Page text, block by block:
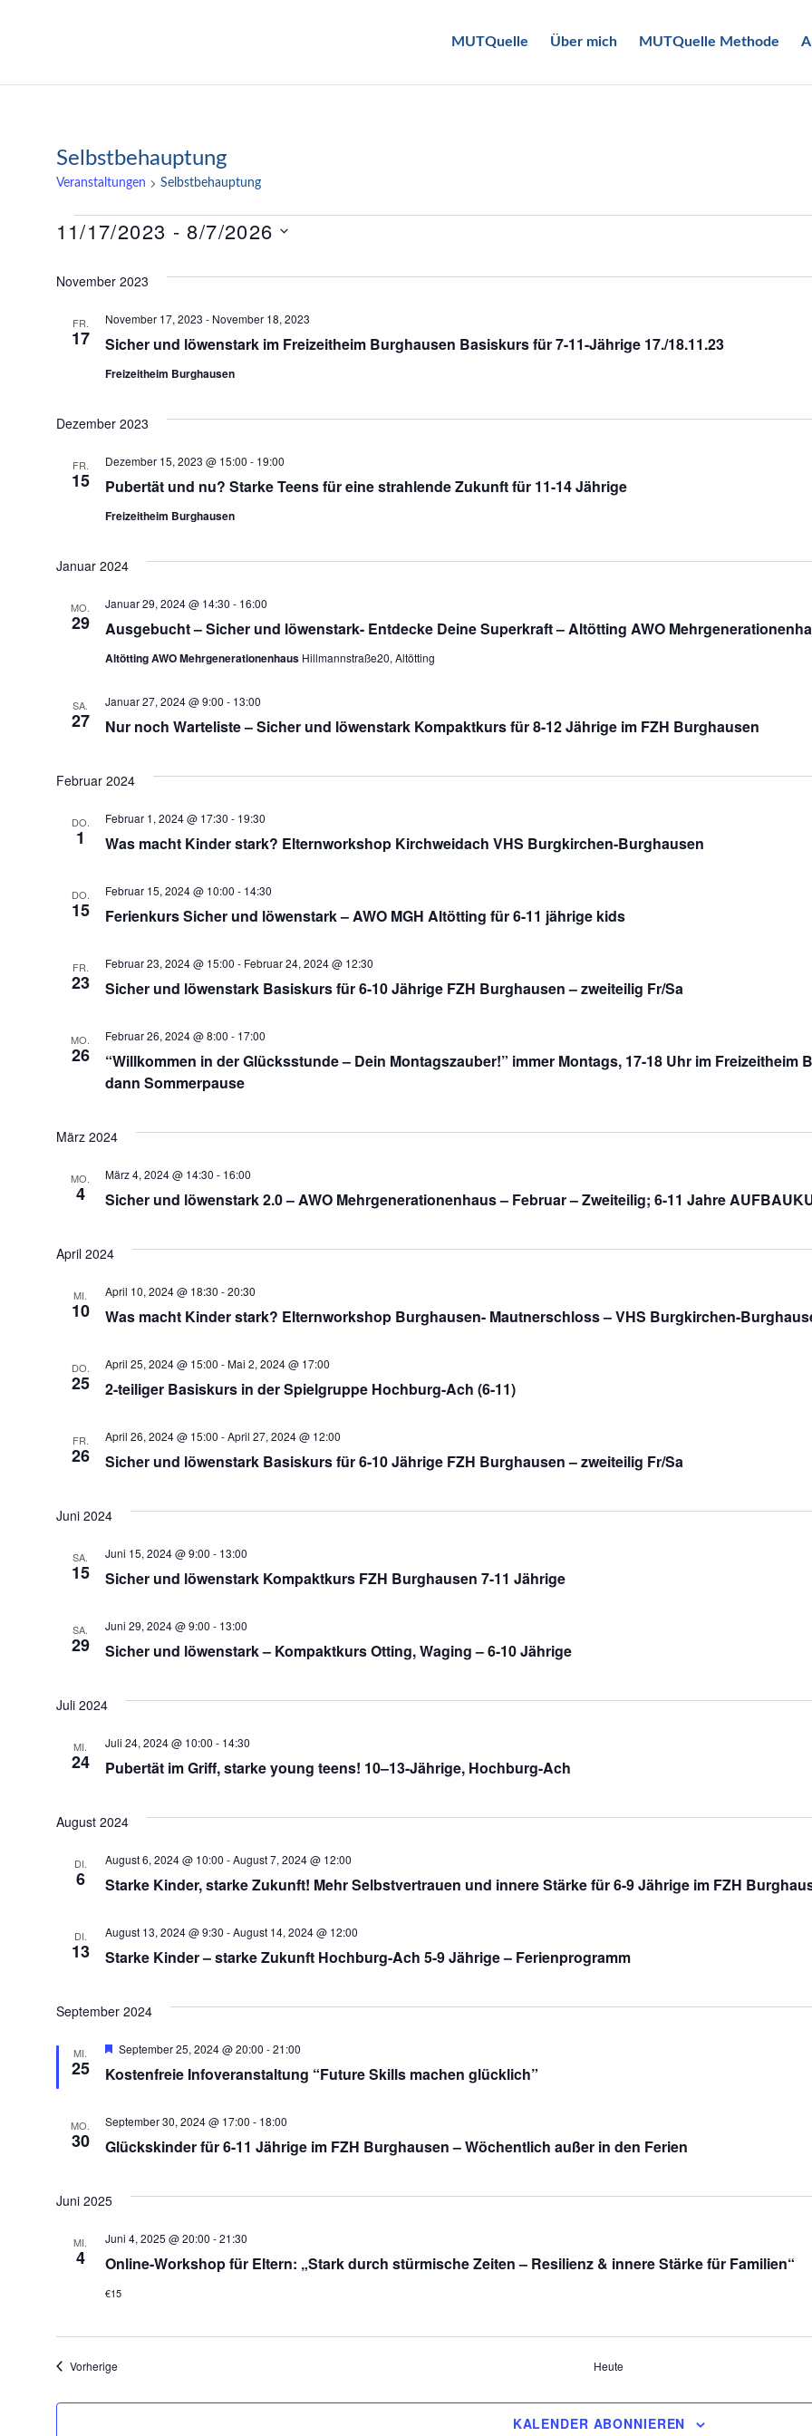
MUTQuelle Über mich MUTQuelle Methode
Selbstbehauptung
Veranstaltungen Selbstbehauptung
Veranstaltungen
11/17/2023 - 8/7/2026
wählen.
November 2023
FR.
17 Sicher und löwenstark im Freizeitheim Burghausen Basiskurs für 7-11-Jährige 17./18.11.23
November 17, 2023 - November 18, 2023
Freizeitheim Burghausen
Dezember 2023
FR.
15 Pubertät und nu? Starke Teens für eine strahlende Zukunft für 11-14 Jährige
Dezember 15, 2023 @ 15:00 - 19:00
Freizeitheim Burghausen
Januar 2024
MO.
29 Ausgebucht – Sicher und löwenstark- Entdecke Deine Superkraft – Altötting AWO
Januar 29, 2024 @ 14:30 - 16:00
Altötting AWO Mehrgenerationenhaus Hillmannstraße20, Altötting
SA.
27 Nur noch Warteliste – Sicher und löwenstark Kompaktkurs für 8-12 Jährige im FZH Burghausen
Januar 27, 2024 @ 9:00 - 13:00
Februar 2024
DO.
1 Was macht Kinder stark? Elternworkshop Kirchweidach VHS Burgkirchen-Burghausen
Februar 1, 2024 @ 17:30 - 19:30
DO.
15 Ferienkurs Sicher und löwenstark – AWO MGH Altötting für 6-11 jährige kids
Februar 15, 2024 @ 10:00 - 14:30
FR.
23 Sicher und löwenstark Basiskurs für 6-10 Jährige FZH Burghausen – zweiteilig Fr/Sa
Februar 23, 2024 @ 15:00 - Februar 24, 2024 @ 12:30
MO.
26
“Willkommen in der Glücksstunde – Dein Montagszauber!” immer Montags, 17-18 Uhr im
dann Sommerpause
Februar 26, 2024 @ 8:00 - 17:00
März 2024
MO.
4 Sicher und löwenstark 2.0 – AWO Mehrgenerationenhaus – Februar – Zweiteilig; 6-11 Jahre
März 4, 2024 @ 14:30 - 16:00
April 2024
MI.
10 Was macht Kinder stark? Elternworkshop Burghausen- Mautnerschloss – VHS Burgkirchen-
April 10, 2024 @ 18:30 -20:30
DO.
25 2-teiliger Basiskurs in der Spielgruppe Hochburg-Ach (6-11)
April 25, 2024 @ 15:00 -Mai 2, 2024 @ 17:00
FR.
26 Sicher und löwenstark Basiskurs für 6-10 Jährige FZH Burghausen – zweiteilig Fr/Sa
April 26, 2024 @ 15:00 -April 27, 2024 @ 12:00
Juni 2024
SA.
15 Sicher und löwenstark Kompaktkurs FZH Burghausen 7-11 Jährige
Juni 15, 2024 @ 9:00 - 13:00
SA.
29 Sicher und löwenstark – Kompaktkurs Otting, Waging – 6-10 Jährige
Juni 29, 2024 @ 9:00 - 13:00
Juli 2024
MI.
24 Pubertät im Griff, starke young teens! 10–13-Jährige, Hochburg-Ach
Juli 24, 2024 @ 10:00 - 14:30
August 2024
DI.
6 Starke Kinder, starke Zukunft! Mehr Selbstvertrauen und innere Stärke für 6-9 Jährige im FZH
August 6, 2024 @ 10:00 -August 7, 2024 @ 12:00
DI.
13 Starke Kinder – starke Zukunft Hochburg-Ach 5-9 Jährige – Ferienprogramm
August 13, 2024 @ 9:30 -August 14, 2024 @ 12:00
September 2024
MI.
25 Kostenfreie Infoveranstaltung “Future Skills machen glücklich”
Hervorgehoben
September 25, 2024 @ 20:00 -21:00
MO.
30 Glückskinder für 6-11 Jährige im FZH Burghausen – Wöchentlich außer in den Ferien
September 30, 2024 @ 17:00 - 18:00
Juni 2025
MI.
4 Online-Workshop für Eltern: „Stark durch stürmische Zeiten – Resilienz & innere Stärke für Familien“
Juni 4, 2025 @ 20:00 -21:30
€15
VorherigeVeranstaltungen Heute
KALENDER ABONNIEREN